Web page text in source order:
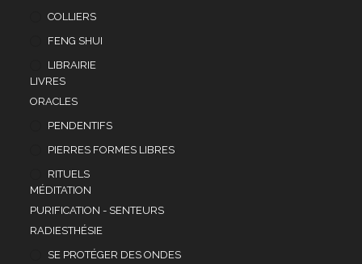
COLLIERS
FENG SHUI
LIBRAIRIE
LIVRES
ORACLES
PENDENTIFS
PIERRES FORMES LIBRES
RITUELS
MÉDITATION
PURIFICATION - SENTEURS
RADIESTHÉSIE
SE PROTÉGER DES ONDES